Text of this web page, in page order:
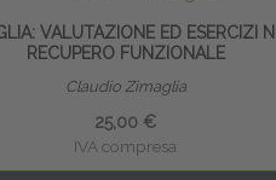
VALUTAZIONE ED ESERCIZI
RECUPERO FUNZIONALE
Claudio Zimaglia
25,00 €
IVA compresa